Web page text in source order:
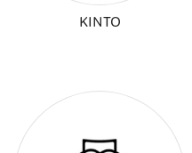
KINTO